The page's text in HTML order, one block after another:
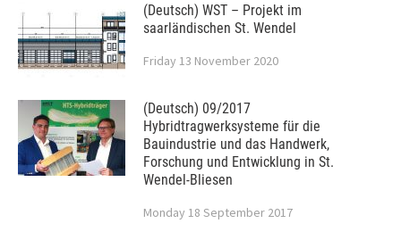
(Deutsch) WST – Projekt im
saarländischen St. Wendel
Friday 13 November 2020
(Deutsch) 09/2017
Hybridtragwerksysteme für die
Bauindustrie und das Handwerk,
Forschung und Entwicklung in St.
Wendel-Bliesen
Monday 18 September 2017